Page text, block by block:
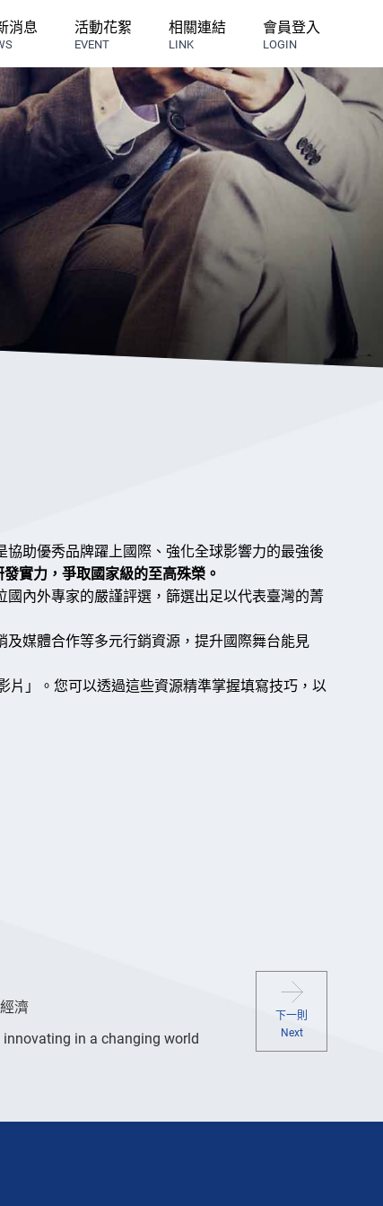
消息 活動花絮
EVENT
相關連結
LINK
會員登入
LOGIN
助優秀品牌躍上國際、強化全球影響力的最強後
實力，爭取國家級的至高殊榮。
內外專家的嚴謹評選，篩選出足以代表臺灣的菁
媒體合作等多元行銷資源，提升國際舞台能見
片」。您可以透過這些資源精準掌握填寫技巧，以
下一則
Next
濟
in a changing world